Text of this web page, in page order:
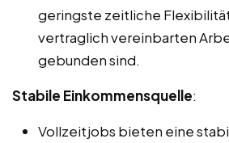
geringste zeitliche
vertraglich vereinbarten
gebunden sind.
Stabile Einkommensquelle:
Vollzeitjobs bieten eine